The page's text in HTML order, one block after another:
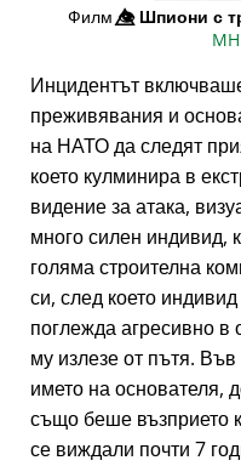
Филм👁️⃤Шпиони с
Инцидентът
преживявания и
на НАТО да следят
което кулминира в
видение за атака,
много силен индивид,
голяма строителна
си, след което
поглежда агресивно в
му излезе от пътя.
името на основателя,
също беше възприето
се виждали почти 7